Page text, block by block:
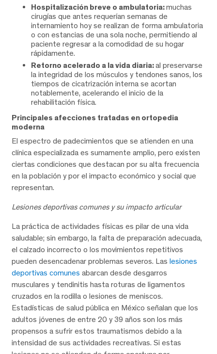
Hospitalización breve o ambulatoria:muchas
cirugías que antes requerían semanas de
internamiento hoy se realizan de forma ambulatoria
o con estancias de una sola noche, permitiendo al
paciente regresar a la comodidad de su hogar
rápidamente.
Retorno acelerado a la vida diaria:al preservarse
la integridad de los músculos y tendones sanos, los
tiempos de cicatrización interna se acortan
notablemente, acelerando el inicio de la
rehabilitación física.
Principales afecciones tratadas en ortopedia
moderna
El espectro de padecimientos que se atienden en una
clínica especializada es sumamente amplio, pero existen
ciertas condiciones que destacan por su alta frecuencia
en la población y por el impacto económico y social que
representan.
Lesiones deportivas comunes y su impacto articular
La práctica de actividades físicas es pilar de una vida
saludable; sin embargo, la falta de preparación adecuada,
el calzado incorrecto o los movimientos repetitivos
pueden desencadenar problemas severos. Las lesiones
deportivas comunes abarcan desde desgarros
musculares y tendinitis hasta roturas de ligamentos
cruzados en la rodilla o lesiones de meniscos.
Estadísticas de salud pública en México señalan que los
adultos jóvenes de entre 20 y 39 años son los más
propensos a sufrir estos traumatismos debido a la
intensidad de sus actividades recreativas. Si estas